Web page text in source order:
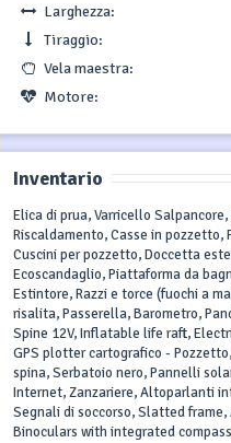
Larghezza:
Tiraggio:
Vela maestra:
Motore:
Inventario
Elica di prua, Varricello
Riscaldamento, Casse in pozzetto,
Cuscini per pozzetto, Doccetta
Ecoscandaglio, Piattaforma da
Estintore, Razzi e torce (fuochi a
risalita, Passerella, Barometro,
Spine 12V, Inflatable life raft,
GPS plotter cartografico -
spina, Serbatoio nero, Pannelli
Internet, Zanzariere, Altoparlanti
Segnali di soccorso, Slatted
Binoculars with integrated